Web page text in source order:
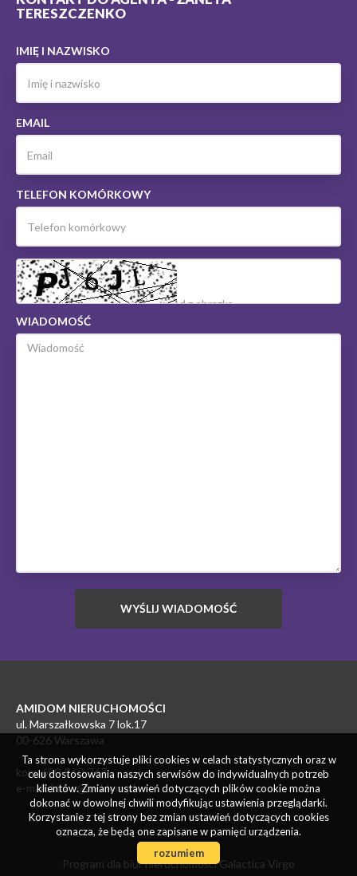
TERESZCZENKO
IMIĘ I NAZWISKO
EMAIL
TELEFON KOMÓRKOWY
WIADOMOŚĆ
AMIDOM NIERUCHOMOŚCI
ul. Marszałkowska 7 lok.17
00-626 Warszawa
kom. 690-960-767
e-mail: biuro@amidom.pl
Program dla biur nieruchomościGalactica Virgo
Ta strona wykorzystuje pliki cookies w celach statystycznych oraz w
celu dostosowania naszych serwisów do indywidualnych potrzeb
klientów. Zmiany ustawień dotyczących plików cookie można
dokonać w dowolnej chwili modyfikując ustawienia przeglądarki.
Korzystanie z tej strony bez zmian ustawień dotyczących cookies
oznacza, że będą one zapisane w pamięci urządzenia.
rozumiem